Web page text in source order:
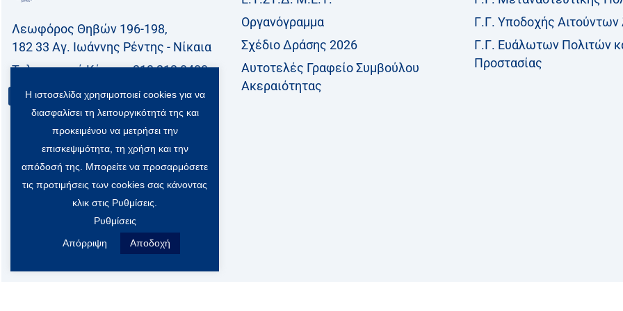
Λεωφόρος Θηβών 196-198,
182 33 Aγ. Ιωάννης Ρέντης - Νίκαια
Τηλεφωνικό Kέντρο: 213 212 8400
Επικοινωνία
Οργανόγραμμα
Σχέδιο Δράσης 2026
Αυτοτελές Γραφείο Συμβούλου
Ακεραιότητας
Γ.Γ. Υποδοχής Αιτούντων
Γ.Γ. Ευάλωτων Πολιτών
Προστασίας
Η ιστοσελίδα χρησιμοποιεί cookies για να
διασφαλίσει τη λειτουργικότητά της και
προκειμένου να μετρήσει την
επισκεψιμότητα, τη χρήση και την
απόδοσή της. Μπορείτε να προσαρμόσετε
τις προτιμήσεις των cookies σας κάνοντας
κλικ στις Ρυθμίσεις.
Ρυθμίσεις
Απόρριψη Αποδοχή